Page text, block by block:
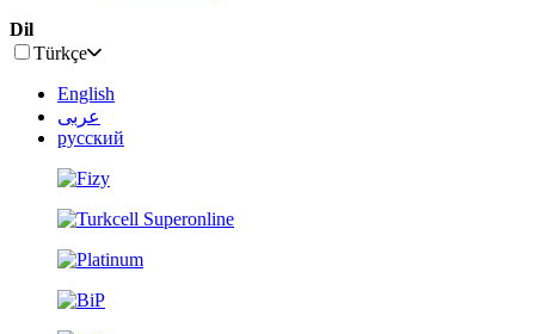
Dil
Türkçe
English
عربى
русский